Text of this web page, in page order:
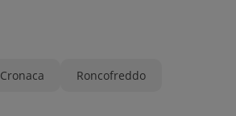
Cronaca Roncofreddo